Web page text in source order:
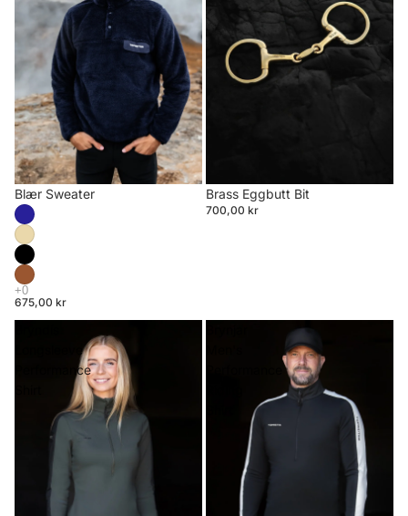
Blær Sweater
675,00 kr
Brass Eggbutt Bit
700,00 kr
Longsleeve
Performance